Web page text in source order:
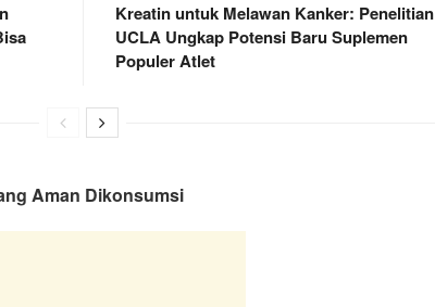
Kreatin untuk Melawan Kanker: Penelitian
UCLA Ungkap Potensi Baru Suplemen
Populer Atlet
Aman Dikonsumsi